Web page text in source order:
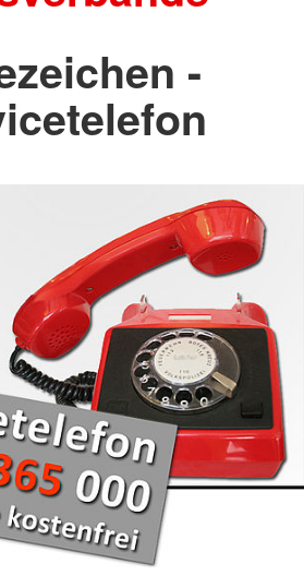
-